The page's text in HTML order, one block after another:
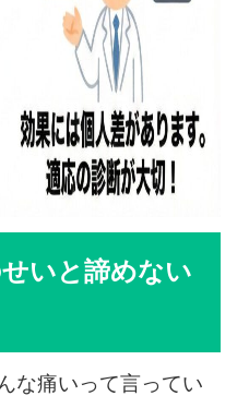
いと諦めない
な痛いって言ってい